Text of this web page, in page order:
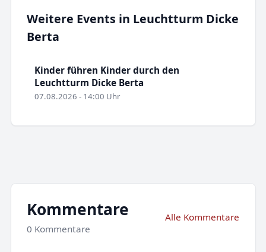
Weitere Events in Leuchtturm Dicke
Berta
Kinder führen Kinder durch den
Leuchtturm Dicke Berta
07.08.2026 - 14:00 Uhr
Kommentare
0 Kommentare
Alle Kommentare